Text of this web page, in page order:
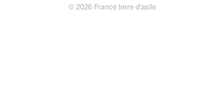
©2026France terre d'asile